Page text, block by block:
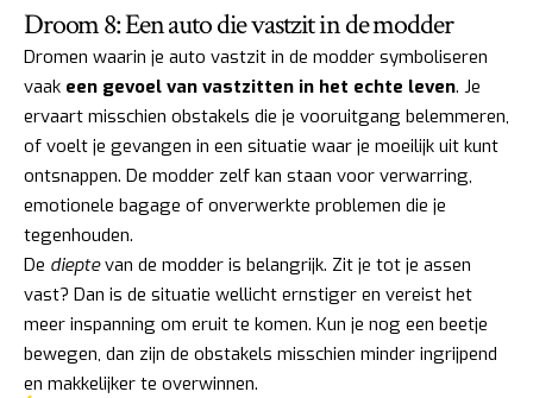
Droom 8: Een auto die vastzit in de modder
Dromen waarin je auto vastzit in de modder symboliseren
vaak een gevoel van vastzitten in het echte leven. Je
ervaart misschien obstakels die je vooruitgang belemmeren,
of voelt je gevangen in een situatie waar je moeilijk uit kunt
ontsnappen. De modder zelf kan staan voor verwarring,
emotionele bagage of onverwerkte problemen die je
tegenhouden.
De dieptevan de modder is belangrijk. Zit je tot je assen
vast? Dan is de situatie wellicht ernstiger en vereist het
meer inspanning om eruit te komen. Kun je nog een beetje
bewegen, dan zijn de obstakels misschien minder ingrijpend
en makkelijker te overwinnen.